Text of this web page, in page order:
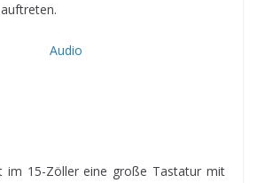
im 15-Zöller eine große Tastatur mit